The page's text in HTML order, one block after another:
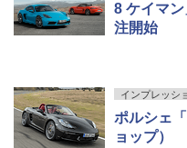
8 ケイマ
注開始
インプレッシ
ポルシェ
ョップ）